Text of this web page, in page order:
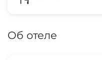
Об отеле